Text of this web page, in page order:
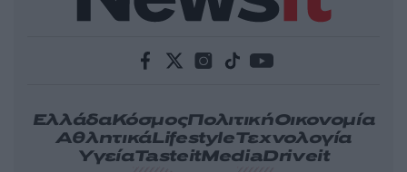
ΕλλάδαΚόσμοςΠολιτικήΟικονομία
ΑθλητικάLifestyleΤεχνολογία
ΥγείαTasteitMediaDriveit